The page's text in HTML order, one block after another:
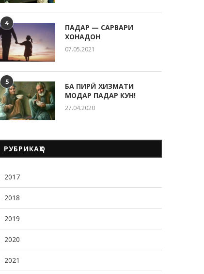
4
ПАДАР — САРВАРИ
ХОНАДОН
07.05.2021
5
БА ПИРӢ ХИЗМАТИ
МОДАР ПАДАР КУН!
27.04.2020
РУБРИКАҲО
2017
2018
2019
2020
2021